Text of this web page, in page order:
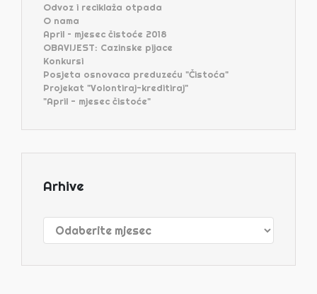
Odvoz i reciklaža otpada
O nama
April – mjesec čistoće 2018
OBAVIJEST: Cazinske pijace
Konkursi
Posjeta osnovaca preduzeću "Čistoća"
Projekat "Volontiraj-kreditiraj"
"April - mjesec čistoće"
Arhive